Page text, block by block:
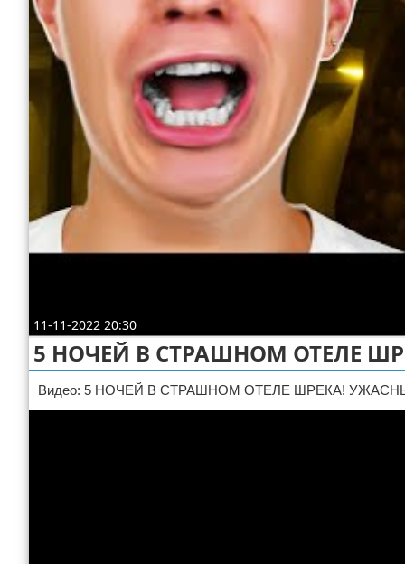
ДТП
Своими руками
Строительство и ремонт
Отказ от ответственности
11-11-2022 20:30
5 НОЧЕЙ В СТРАШНОМ ОТЕЛЕ
Видео: 5 НОЧЕЙ В СТРАШНОМ ОТЕЛЕ ШРЕКА!